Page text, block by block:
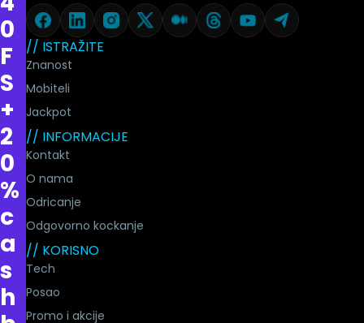
0
F
S
+
2
0
%
c
a
s
h
// ISTRAŽITE
Znanost
Mobiteli
Jackpot
// INFORMACIJE
Kontakt
O nama
Odricanje
Odgovorno kockanje
// KORISNO
Tech
Posao
Promo i akcije